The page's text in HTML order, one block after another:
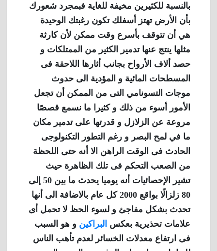
بالنسبة للكثيرين مخيفة للغاية فبمجرد شعورك
بأن الأرض تهتز أسفلك تكون رغبتك الوحيدة
هي أن تتوقف بأسرع وقت ممكن لأن كارثة
مثلها ينتج عنها تدمير الكثير من الممتلكات و
حصد ألاف الأرواح بجانب أثارها اللاحقة فى
المسطحات المائية و المؤدية الى حدوث
موجات التسونامي التى من الممكن أن تجعل
الأمور أسوء من ذلك و كثيرا ما نسمع قصصًا
مروعة عن الزلازل و قدرتها على تدمير مكان
ما في لمح البصر و رغم التطور التكنولوجى
الحادث فى الوقت الراهن الا أنه حتى اللحظة
من الصعب التحكم فى تلك الظاهرة حيث
تشير الإحصائيات أنه يوميا يحدث ما بين 50 إلى
80 زلزالًا بواقع 2000 كل عام بالاضافة الى أنها
تحدث بشكل مفاجئ و لسوء الحظ لا تحمل أى
علامات تحذيرية بعكس البراكين و هو السبب
فى ارتفاع معدلات الخسائر لعدم تأهب الناس